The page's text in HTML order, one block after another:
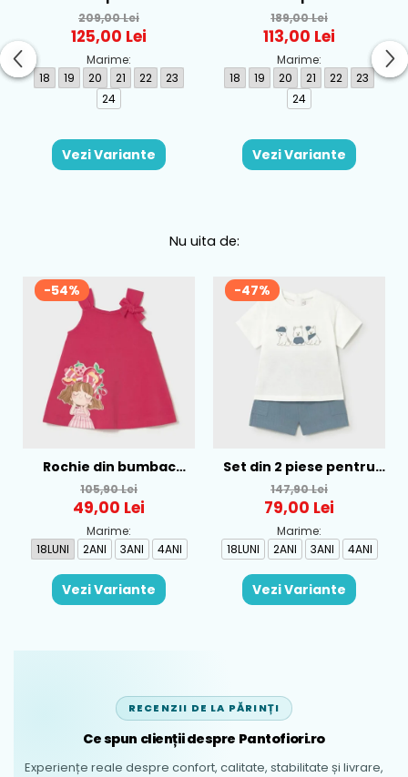
textil Biomecanics,
Albastru - 262186-A008
209,00 Lei
125,00 Lei
Marime:
18
19 20 21 22
23
24
Vezi Variante
textil Biomecanics, Roz -
262177-A032
189,00 Lei
113,00 Lei
Marime:
18
19 20 21 22
23
24
Vezi Variante
Nu uita de:
-54%
Rochie din bumbac
pentru fete Mayoral,
Rosu - 1930-069
105,90 Lei
49,00 Lei
Marime:
18LUNI
2ANI 3ANI 4ANI
Vezi Variante
-47%
Set din 2 piese pentru
baieti Mayoral, Alb-
Albastru - 1665-31
147,90 Lei
79,00 Lei
Marime:
18LUNI
2ANI 3ANI 4ANI
Vezi Variante
RECENZII DE LA PĂRINȚI
Ce spun clienții despre Pantofiori.ro
Experiențe reale despre confort, calitate, stabilitate și livrare,